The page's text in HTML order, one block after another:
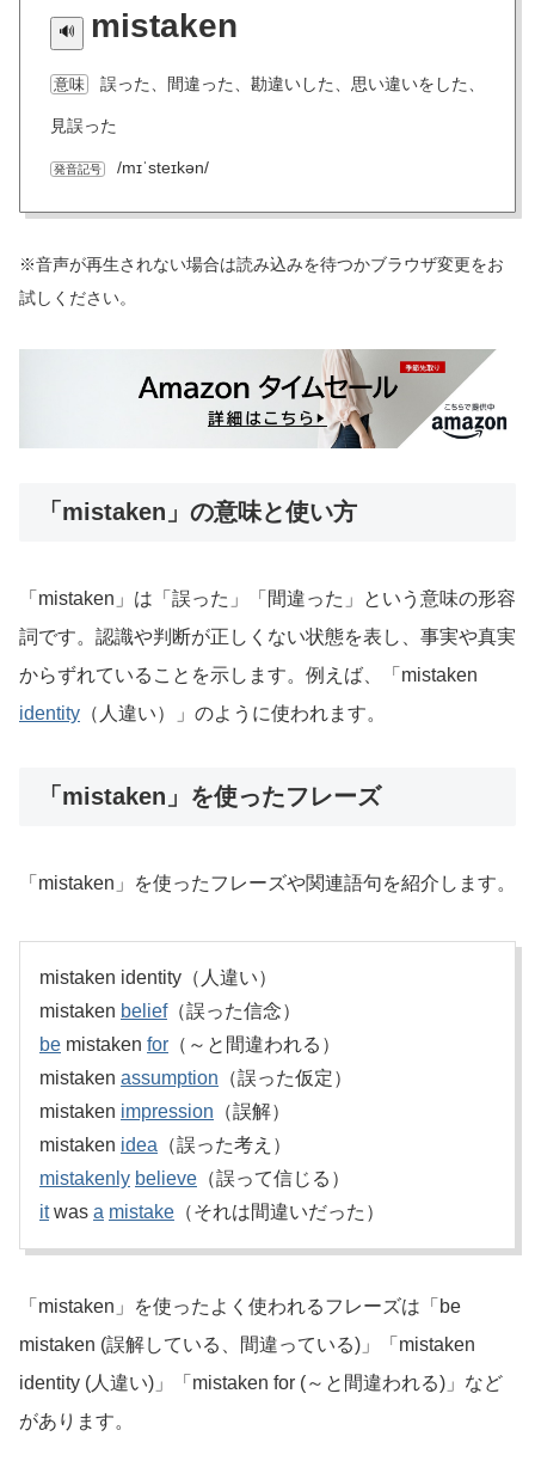
mistaken
意味 誤った、間違った、勘違いした、思い違いをした、
見誤った
発音記号 /mɪˈsteɪkən/
※音声が再生されない場合は読み込みを待つかブラウザ変更をお
試しください。
「mistaken」の意味と使い方
「mistaken」は「誤った」「間違った」という意味の形容
詞です。認識や判断が正しくない状態を表し、事実や真実
からずれていることを示します。例えば、「mistaken
identity （人違い）」のように使われます。
「mistaken」を使ったフレーズ
「mistaken」を使ったフレーズや関連語句を紹介します。
mistaken identity（人違い）
mistaken belief（誤った信念）
be mistaken for （～と間違われる）
mistaken assumption （誤った仮定）
mistaken impression （誤解）
mistaken idea （誤った考え）
mistakenly believe （誤って信じる）
itwas a mistake （それは間違いだった）
「mistaken」を使ったよく使われるフレーズは「be
mistaken (誤解している、間違っている)」「mistaken
identity (人違い)」「mistaken for (～と間違われる)」など
があります。